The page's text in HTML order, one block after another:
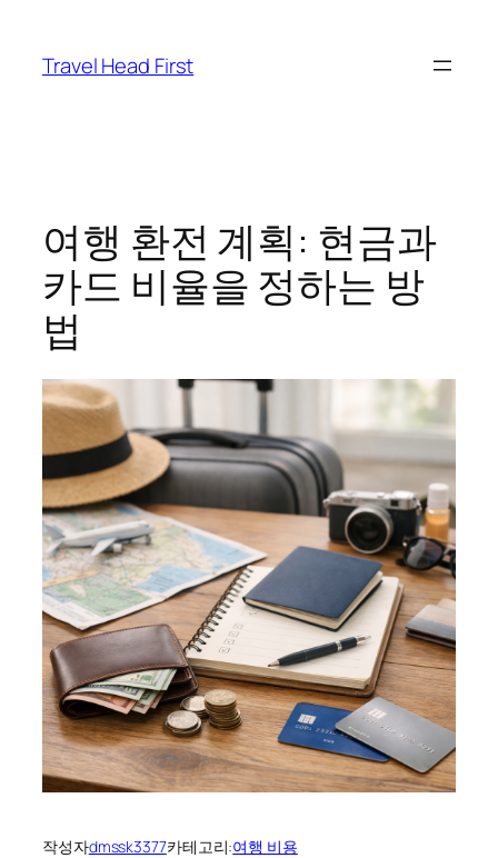
Travel Head First
여행 환전 계획: 현금과
카드 비율을 정하는 방
법
작성자dmssk3377카테고리:여행 비용